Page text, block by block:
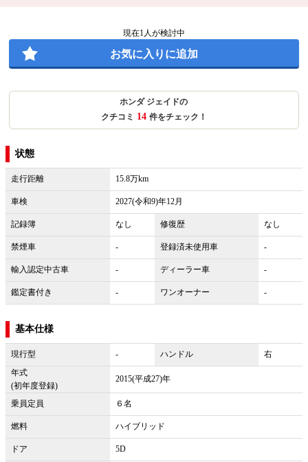
現在1人が検討中
お気に入りに追加
ホンダ ジェイドの
クチコミ 14 件をチェック！
状態
走行距離 15.8万km
車検 2027(令和9)年12月
記録簿 なし 修復歴 なし
禁煙車 - 登録済未使用車 -
輸入認定中古車 - ディーラー車 -
鑑定書付き - ワンオーナー -
基本仕様
現行型 - ハンドル
右
年式
(初年度登録)
2015(平成27)年
乗員定員 ６名
燃料 ハイブリッド
ドア 5D